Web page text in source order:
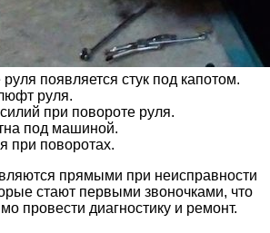
появляется стук под капотом.
руля.
при повороте руля.
под машиной.
при поворотах.
прямыми при неисправности
стают первыми звоночками, что
провести диагностику и ремонт.